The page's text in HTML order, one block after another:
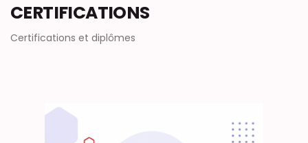
CERTIFICATIONS
Certifications et diplômes